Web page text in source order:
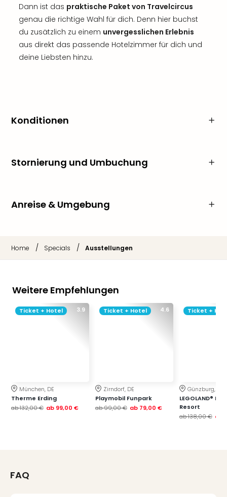
Dann ist das praktische Paket von Travelcircus
genau die richtige Wahl für dich. Denn hier buchst
du zusätzlich zu einem unvergesslichen Erlebnis
aus direkt das passende Hotelzimmer für dich und
deine Liebsten hinzu.
Konditionen
Stornierung und Umbuchung
Anreise & Umgebung
Home / Specials / Ausstellungen
Weitere Empfehlungen
3.9
Ticket + Hotel
München, DE
Therme Erding
ab132,00 € ab 99,00 €
4.6
Ticket + Hotel
Zirndorf, DE
Playmobil Funpark
ab99,00 € ab 79,00 €
Ticket +
Günzburg, DE
LEGOLAND®
Resort
ab138,00 € ab
FAQ